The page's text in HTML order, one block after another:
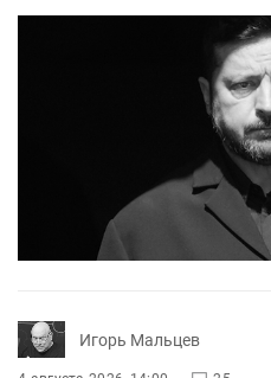
Игорь Мальцев